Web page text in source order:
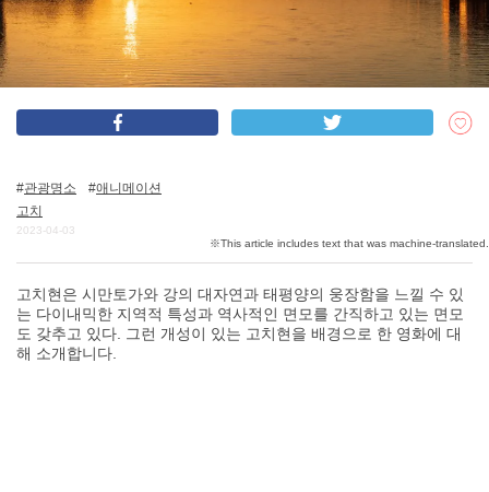
한국어
USD
문의
회사개요
여행작가 모집
관광명소
애니메이션
고치
2023-04-03
고치현은 시만토가와 강의 대자연과 태평양의 웅장함을 느낄 수 있
는 다이내믹한 지역적 특성과 역사적인 면모를 간직하고 있는 면모
도 갖추고 있다. 그런 개성이 있는 고치현을 배경으로 한 영화에 대
해 소개합니다.